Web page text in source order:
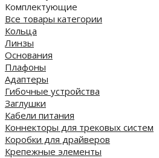
Комплектующие
Все товары категории
Кольца
Линзы
Основания
Плафоны
Адаптеры
Гибочные устройства
Заглушки
Кабели питания
Коннекторы для трековых систем
Коробки для драйверов
Крепежные элементы